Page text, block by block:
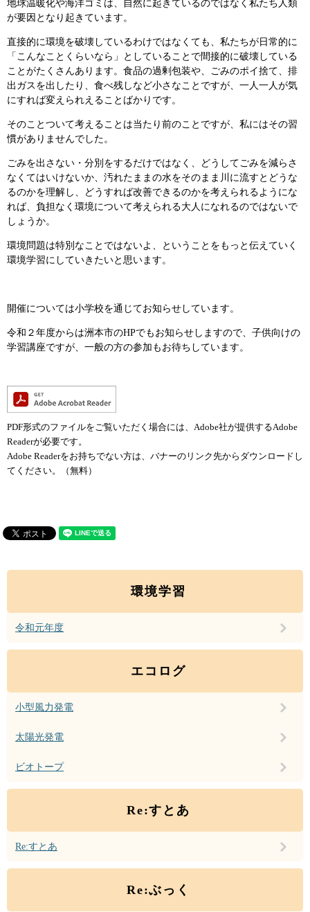
地球温暖化や海洋ゴミは、自然に起きているのではなく私たち人類
が要因となり起きています。
直接的に環境を破壊しているわけではなくても、私たちが日常的に
「こんなことくらいなら」としていることで間接的に破壊している
ことがたくさんあります。食品の過剰包装や、ごみのポイ捨て、排
出ガスを出したり、食べ残しなど小さなことですが、一人一人が気
にすれば変えられえることばかりです。
そのことついて考えることは当たり前のことですが、私にはその習
慣がありませんでした。
ごみを出さない・分別をするだけではなく、どうしてごみを減らさ
なくてはいけないか、汚れたままの水をそのまま川に流すとどうな
るのかを理解し、どうすれば改善できるのかを考えられるようにな
れば、負担なく環境について考えられる大人になれるのではないで
しょうか。
環境問題は特別なことではないよ、ということをもっと伝えていく
環境学習にしていきたいと思います。
開催については小学校を通じてお知らせしています。
令和２年度からは洲本市のHPでもお知らせしますので、子供向けの
学習講座ですが、一般の方の参加もお待ちしています。
PDF形式のファイルをご覧いただく場合には、Adobe社が提供するAdobe
Readerが必要です。
Adobe Readerをお持ちでない方は、バナーのリンク先からダウンロードし
てください。（無料）
環境学習
令和元年度
エコログ
小型風力発電
太陽光発電
ビオトープ
Re:すとあ
Re:すとあ
Re:ぶっく